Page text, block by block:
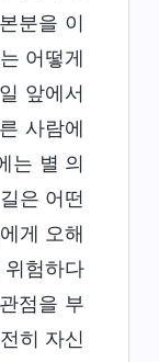
분을 이
어떻게
앞에서
사람에
는 별 의
은 어떤
게 오해
험하다
점을 부
히 자신